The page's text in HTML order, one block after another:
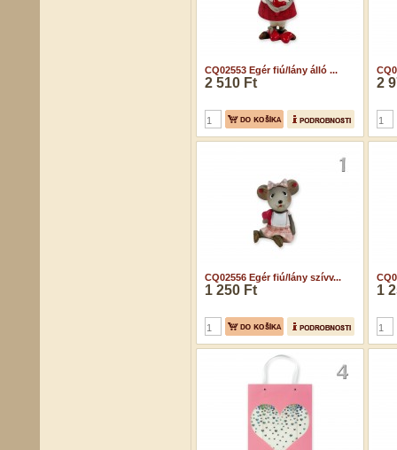
CQ02553 Egér fiú/lány álló ...
2 510 Ft 2
CQ02556 Egér fiú/lány szívv...
1 250 Ft 1